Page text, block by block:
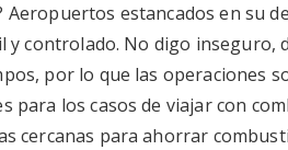
Aeropuertos estancados en su
y controlado. No digo inseguro,
por lo que las operaciones
para los casos de viajar con
cercanas para ahorrar